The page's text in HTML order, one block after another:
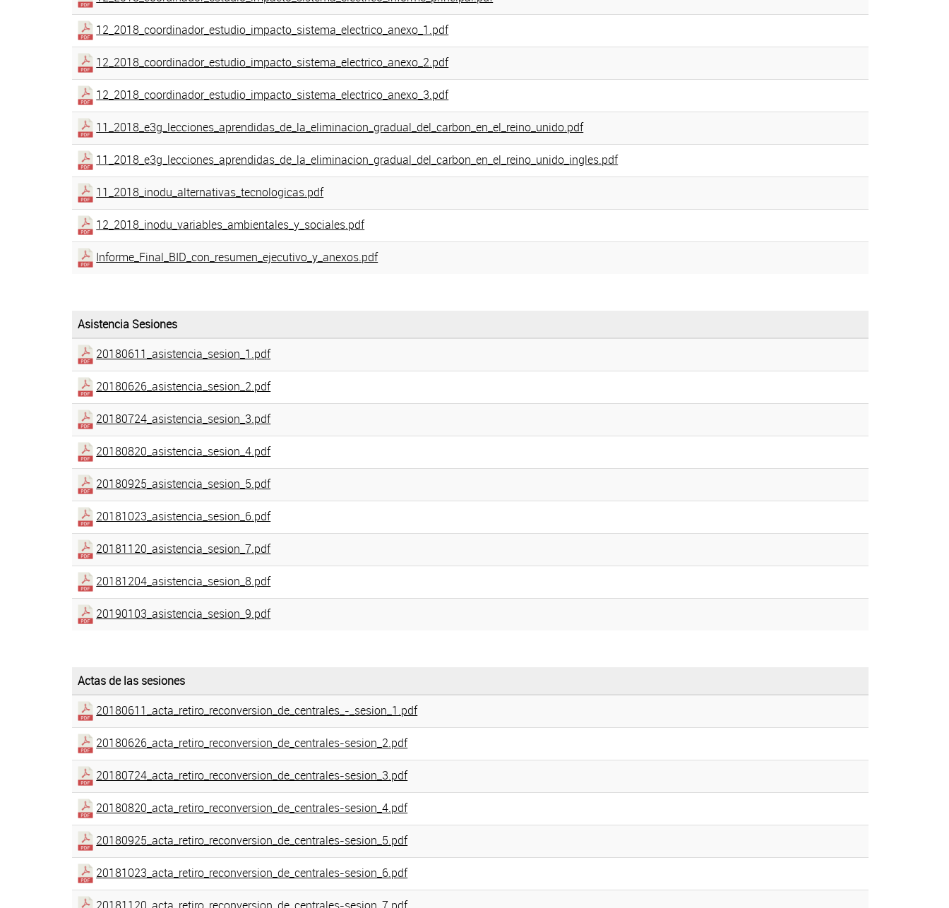
12_2018_coordinador_estudio_impacto_sistema_electrico_anexo_1.pdf
12_2018_coordinador_estudio_impacto_sistema_electrico_anexo_2.pdf
12_2018_coordinador_estudio_impacto_sistema_electrico_anexo_3.pdf
11_2018_e3g_lecciones_aprendidas_de_la_eliminacion_gradual_del_carbon_en_el_reino_unido.pdf
11_2018_e3g_lecciones_aprendidas_de_la_eliminacion_gradual_del_carbon_en_el_reino_unido_ingles.pdf
11_2018_inodu_alternativas_tecnologicas.pdf
12_2018_inodu_variables_ambientales_y_sociales.pdf
Informe_Final_BID_con_resumen_ejecutivo_y_anexos.pdf
Asistencia Sesiones
20180611_asistencia_sesion_1.pdf
20180626_asistencia_sesion_2.pdf
20180724_asistencia_sesion_3.pdf
20180820_asistencia_sesion_4.pdf
20180925_asistencia_sesion_5.pdf
20181023_asistencia_sesion_6.pdf
20181120_asistencia_sesion_7.pdf
20181204_asistencia_sesion_8.pdf
20190103_asistencia_sesion_9.pdf
Actas de las sesiones
20180611_acta_retiro_reconversion_de_centrales_-_sesion_1.pdf
20180626_acta_retiro_reconversion_de_centrales-sesion_2.pdf
20180724_acta_retiro_reconversion_de_centrales-sesion_3.pdf
20180820_acta_retiro_reconversion_de_centrales-sesion_4.pdf
20180925_acta_retiro_reconversion_de_centrales-sesion_5.pdf
20181023_acta_retiro_reconversion_de_centrales-sesion_6.pdf
20181120_acta_retiro_reconversion_de_centrales-sesion_7.pdf